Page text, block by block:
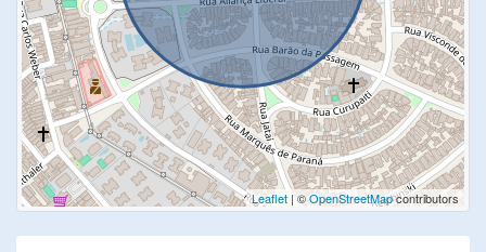
Leaflet | ©OpenStreetMapcontributors